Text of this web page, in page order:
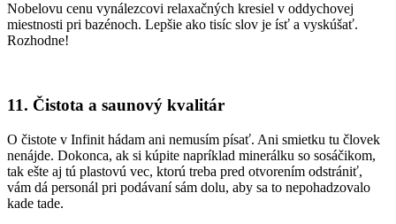
Nobelovu cenu vynálezcovi relaxačných kresiel v oddychovej
miestnosti pri bazénoch. Lepšie ako tisíc slov je ísť a vyskúšať.
Rozhodne!
11. Čistota a saunový kvalitár
O čistote v Infinit hádam ani nemusím písať. Ani smietku tu človek
nenájde. Dokonca, ak si kúpite napríklad minerálku so sosáčikom,
tak ešte aj tú plastovú vec, ktorú treba pred otvorením odstrániť,
vám dá personál pri podávaní sám dolu, aby sa to nepohadzovalo
kade tade.